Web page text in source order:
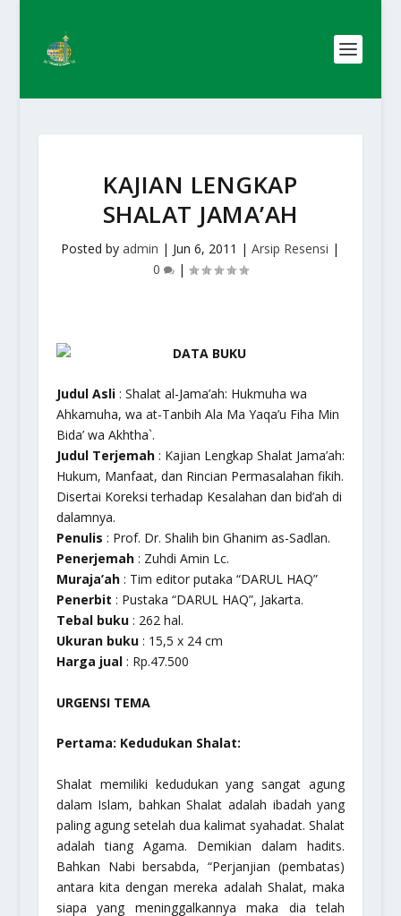
KAJIAN LENGKAP
SHALAT JAMA’AH
Posted byadmin | Jun 6, 2011 |Arsip Resensi |
0
|
DATA BUKU
Judul Asli: Shalat al-Jama’ah: Hukmuha wa
Ahkamuha, wa at-Tanbih Ala Ma Yaqa’u Fiha Min
Bida’ wa Akhtha`.
Judul Terjemah: Kajian Lengkap Shalat Jama’ah:
Hukum, Manfaat, dan Rincian Permasalahan fikih.
Disertai Koreksi terhadap Kesalahan dan bid’ah di
dalamnya.
Penulis : Prof. Dr. Shalih bin Ghanim as-Sadlan.
Penerjemah: Zuhdi Amin Lc.
Muraja’ah: Tim editor putaka “DARUL HAQ”
Penerbit : Pustaka “DARUL HAQ”, Jakarta.
Tebal buku : 262 hal.
Ukuran buku: 15,5 x 24 cm
Harga jual: Rp.47.500
URGENSI TEMA
Pertama: Kedudukan Shalat:
Shalat memiliki kedudukan yang sangat agung
dalam Islam, bahkan Shalat adalah ibadah yang
paling agung setelah dua kalimat syahadat. Shalat
adalah tiang Agama. Demikian dalam hadits.
Bahkan Nabi bersabda, “Perjanjian (pembatas)
antara kita dengan mereka adalah Shalat, maka
siapa yang meninggalkannya maka dia telah